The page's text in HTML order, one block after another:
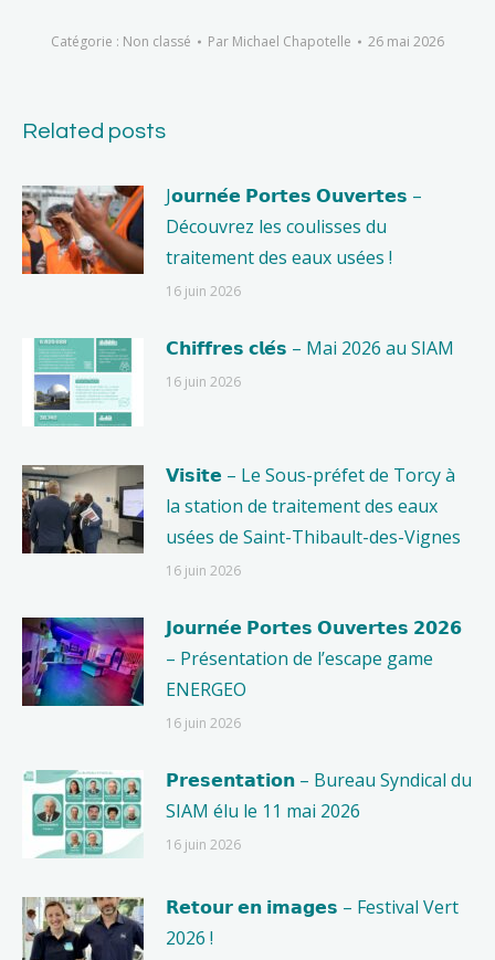
Catégorie : Non classé Par Michael Chapotelle 26 mai 2026
Related posts
J𝗼𝘂𝗿𝗻𝗲́𝗲 𝗣𝗼𝗿𝘁𝗲𝘀 𝗢𝘂𝘃𝗲𝗿𝘁𝗲𝘀 –
Découvrez les coulisses du
traitement des eaux usées !
16 juin 2026
𝗖𝗵𝗶𝗳𝗳𝗿𝗲𝘀 𝗰𝗹𝗲́𝘀 – Mai 2026 au SIAM
16 juin 2026
𝗩𝗶𝘀𝗶𝘁𝗲 – Le Sous-préfet de Torcy à
la station de traitement des eaux
usées de Saint-Thibault-des-Vignes
16 juin 2026
𝗝𝗼𝘂𝗿𝗻𝗲́𝗲 𝗣𝗼𝗿𝘁𝗲𝘀 𝗢𝘂𝘃𝗲𝗿𝘁𝗲𝘀 𝟮𝟬𝟮𝟲
– Présentation de l’escape game
ENERGEO
16 juin 2026
𝗣𝗿𝗲𝘀𝗲𝗻𝘁𝗮𝘁𝗶𝗼𝗻 – Bureau Syndical du
SIAM élu le 11 mai 2026
16 juin 2026
𝗥𝗲𝘁𝗼𝘂𝗿 𝗲𝗻 𝗶𝗺𝗮𝗴𝗲𝘀 – Festival Vert
2026 !